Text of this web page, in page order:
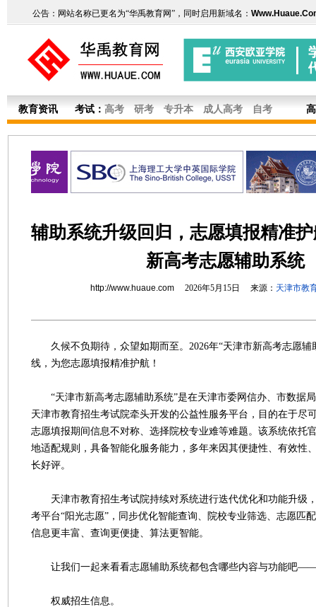
公告：网站名称已更名为“华禹教育网”，同时启用新域名：
教育资讯 考试： 高考 研考 专升本 成人高考 自考
辅助系统升级回归，志愿填报精准
新高考志愿辅助系统
http://www.huaue.com2026年5月15日 来源： 天津市教
久候不负期待，众望如期而至。2026年“天津市新高考志愿辅
线，为您志愿填报精准护航！
“天津市新高考志愿辅助系统”是在天津市委网信办、市数据
天津市教育招生考试院牵头开发的公益性服务平台，目的在于尽
志愿填报期间信息不对称、选择院校专业难等难题。该系统依托
地适配规则，具备智能化服务能力，多年来因其便捷性、有效性
长好评。
天津市教育招生考试院持续对系统进行迭代优化和功能升级
考平台“阳光志愿”，同步优化智能查询、院校专业筛选、志愿匹
信息更丰富、查询更便捷、算法更智能。
让我们一起来看看志愿辅助系统都包含哪些内容与功能吧
权威招生信息。